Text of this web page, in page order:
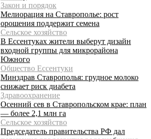
Закон и порядок
Мелиорация на Ставрополье: рост
орошения поддержит семена
Сельское хозяйство
В Ессентуках жители выберут дизайн
входной группы для микрорайона
Южного
Общество Ессентуки
Минздрав Ставрополья: грудное молоко
снижает риск диабета
Здравоохранение
Осенний сев в Ставропольском крае: план
— более 2,1 млн га
Сельское хозяйство
Председатель правительства РФ дал